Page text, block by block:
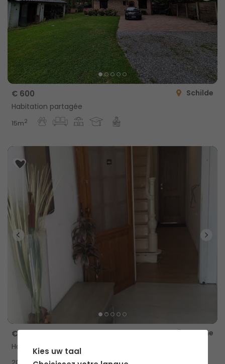
€ 600
Schilde
Habitation partagée
15m2
€ 499
Deurne
Habitation partagée
Kies uw taal